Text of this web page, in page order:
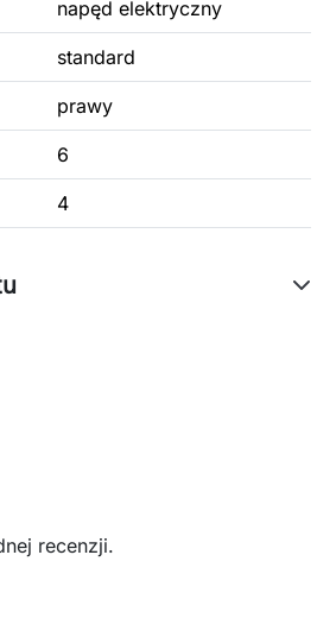
napęd elektryczny
standard
prawy
6
4
recenzji.